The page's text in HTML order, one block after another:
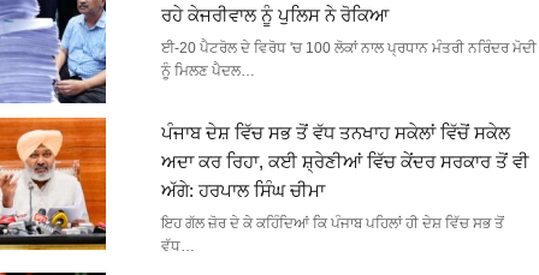
ਰਹੇ ਕੇਜਰੀਵਾਲ ਨੂੰ ਪੁਲਿਸ ਨੇ ਰੋਕਿਆ
ਈ-20 ਪੈਟਰੋਲ ਦੇ ਵਿਰੋਧ 'ਚ 100 ਲੋਕਾਂ ਨਾਲ ਪ੍ਰਧਾਨ ਮੰਤਰੀ ਨਰਿੰਦਰ ਮੋਦੀ
ਨੂੰ ਮਿਲਣ ਪੈਦਲ…
ਪੰਜਾਬ ਦੇਸ਼ ਵਿੱਚ ਸਭ ਤੋਂ ਵੱਧ ਤਨਖਾਹ ਸਕੇਲਾਂ ਵਿੱਚੋਂ ਸਕੇਲ
ਅਦਾ ਕਰ ਰਿਹਾ, ਕਈ ਸ਼੍ਰੇਣੀਆਂ ਵਿੱਚ ਕੇਂਦਰ ਸਰਕਾਰ ਤੋਂ ਵੀ
ਅੱਗੇ: ਹਰਪਾਲ ਸਿੰਘ ਚੀਮਾ
ਇਹ ਗੱਲ ਜ਼ੋਰ ਦੇ ਕੇ ਕਹਿੰਦਿਆਂ ਕਿ ਪੰਜਾਬ ਪਹਿਲਾਂ ਹੀ ਦੇਸ਼ ਵਿੱਚ ਸਭ ਤੋਂ
ਵੱਧ…